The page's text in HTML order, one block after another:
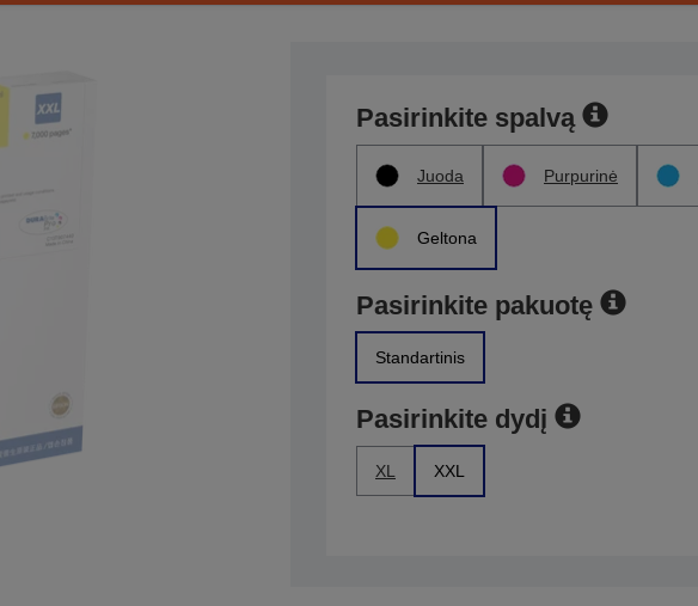
Pasirinkite spalvą
Juoda Purpurinė
Geltona
Pasirinkite pakuotę
Standartinis
Pasirinkite dydį
XL XXL